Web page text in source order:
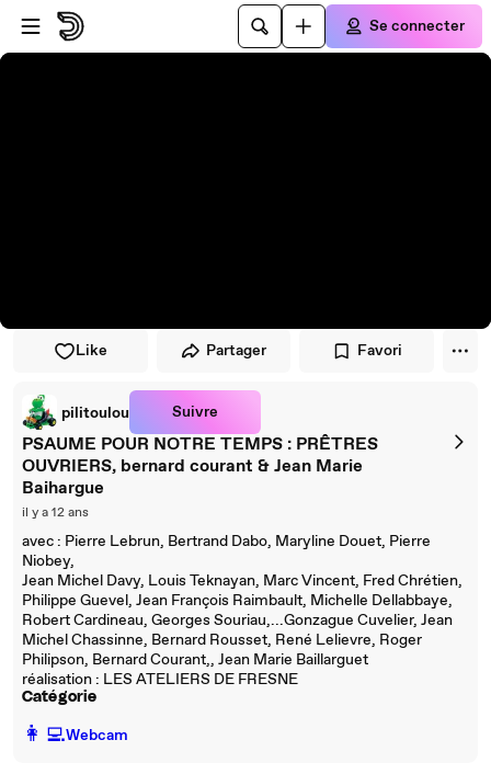
Passer au player
Passer au contenu principal
Se connecter
Like Partager Favori
pilitoulou Suivre
PSAUME POUR NOTRE TEMPS : PRÊTRES
OUVRIERS, bernard courant & Jean Marie
Baihargue
il y a 12 ans
avec : Pierre Lebrun, Bertrand Dabo, Maryline Douet, Pierre
Niobey,
Jean Michel Davy, Louis Teknayan, Marc Vincent, Fred Chrétien,
Philippe Guevel, Jean François Raimbault, Michelle Dellabbaye,
Robert Cardineau, Georges Souriau,...Gonzague Cuvelier, Jean
Michel Chassinne, Bernard Rousset, René Lelievre, Roger
Philipson, Bernard Courant,, Jean Marie Baillarguet
réalisation : LES ATELIERS DE FRESNE
Catégorie
️👩‍💻️Webcam